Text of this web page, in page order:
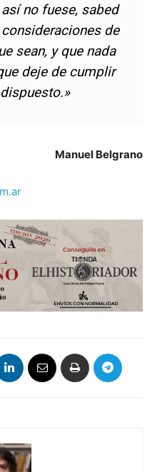
no fuese, sabed
de
sean, y que nada
deje de cumplir
Manuel Belgrano